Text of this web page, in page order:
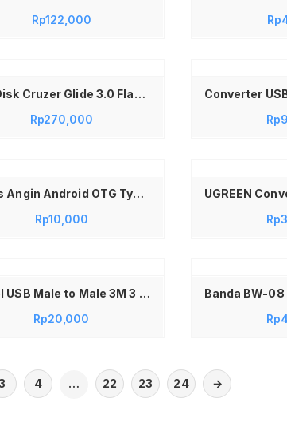
Rp122,000
Rp
SanDisk Cruzer Glide 3.0 Flashdisk 64GB Original – Flashdisk Sandisk USB 3.0 CZ600, Flash Drive 64 GB Kecepatan Tinggi, Flashdisk 64GB 3.0 Murah & Original, Flash Disk Sandisk untuk Laptop PC Komputer Data Transfer Cepat
Rp270,000
Rp
Kipas Angin Android OTG Type C Portable Mini Fan Smartphone Tablet Powerbank – Kipas HP Kecil Pendingin Portable Travel Handy Fan Fleksibel Suara Halus Angin Kencang Praktis Ringan – Aksesoris Smartphone Android Pendingin Gadget Travel Gadget Berkualitas
Rp10,000
Rp
Kabel USB Male to Male 3M 3 Meter 3 M USB Male to Male Kabel Data 3 Meter High Quality Kabel Penghubung PC Komputer Laptop Harddisk Printer USB 2.0 Kabel Transfer Data Male to Male 300cm Durable Fast Connect
Rp20,000
Rp
4 … 22 23 24 →